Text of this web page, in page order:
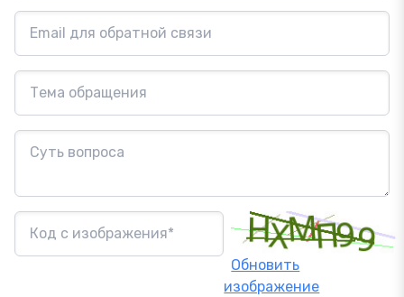
Обновить
изображение